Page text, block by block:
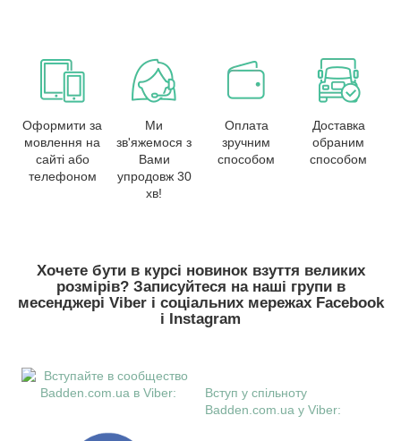
Оформити за
мовлення на
сайті або
телефоном
Ми
зв'яжемося з
Вами
упродовж 30
хв!
Оплата
зручним
способом
Доставка
обраним
способом
Хочете бути в курсі новинок взуття великих
розмірів? Записуйтеся на наші групи в
месенджері Viber і соціальних мережах Facebook
і Instagram
Вступ у спільноту
Badden.com.ua у Viber: